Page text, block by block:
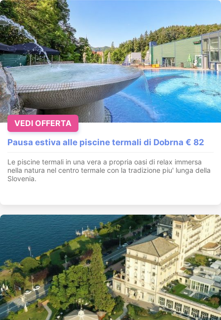
Pausa estiva alle piscine termali di Dobrna € 82
Le piscine termali in una vera a propria oasi di relax immersa
nella natura nel centro termale con la tradizione piu' lunga della
Slovenia.
VEDI OFFERTA